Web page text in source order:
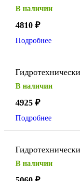
В наличии
4810 ₽
Подробнее
В наличии
4925 ₽
Подробнее
В наличии